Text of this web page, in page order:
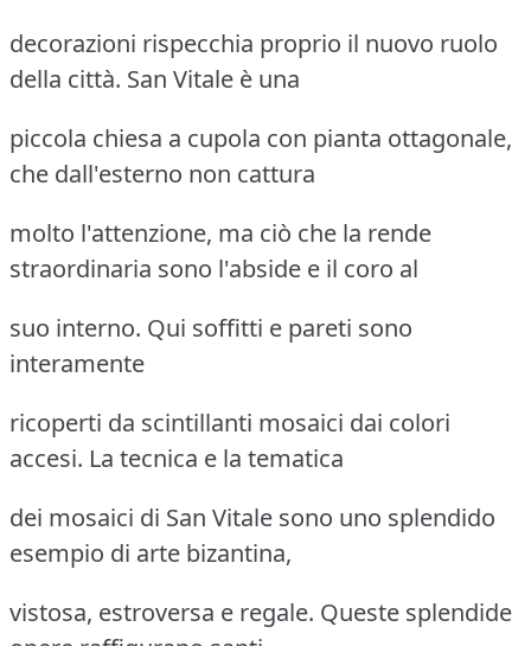
decorazioni rispecchia proprio il nuovo ruolo
della città. San Vitale è una
piccola chiesa a cupola con pianta ottagonale,
che dall'esterno non cattura
molto l'attenzione, ma ciò che la rende
straordinaria sono l'abside e il coro al
suo interno. Qui soffitti e pareti sono
interamente
ricoperti da scintillanti mosaici dai colori
accesi. La tecnica e la tematica
dei mosaici di San Vitale sono uno splendido
esempio di arte bizantina,
vistosa, estroversa e regale. Queste splendide